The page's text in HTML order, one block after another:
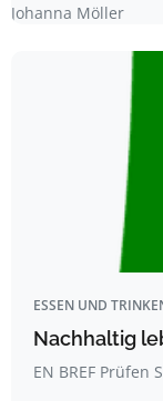
Johanna Möller
ESSEN UND
Nachhaltig
EN BREF